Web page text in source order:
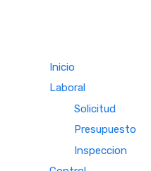
Inicio
Laboral
Solicitud
Presupuesto
Inspeccion